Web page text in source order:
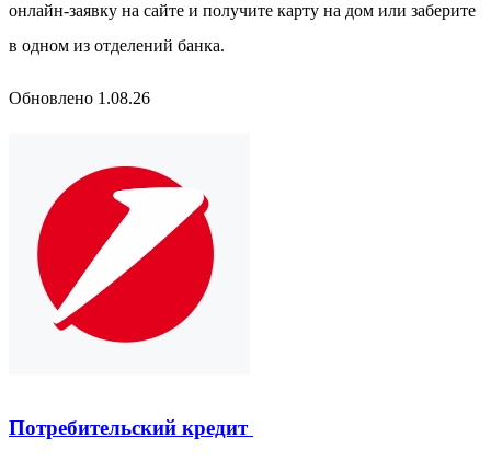
онлайн-заявку на сайте и получите карту на дом или заберите
в одном из отделений банка.
Обновлено 1.08.26
Потребительский кредит